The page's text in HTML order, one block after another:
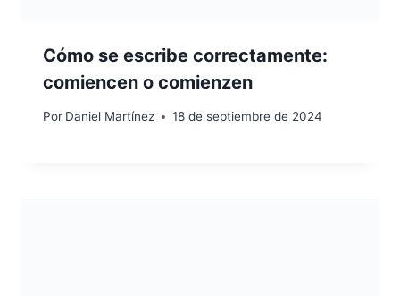
Cómo se escribe correctamente:
comiencen o comienzen
Por Daniel Martínez 18 de septiembre de 2024